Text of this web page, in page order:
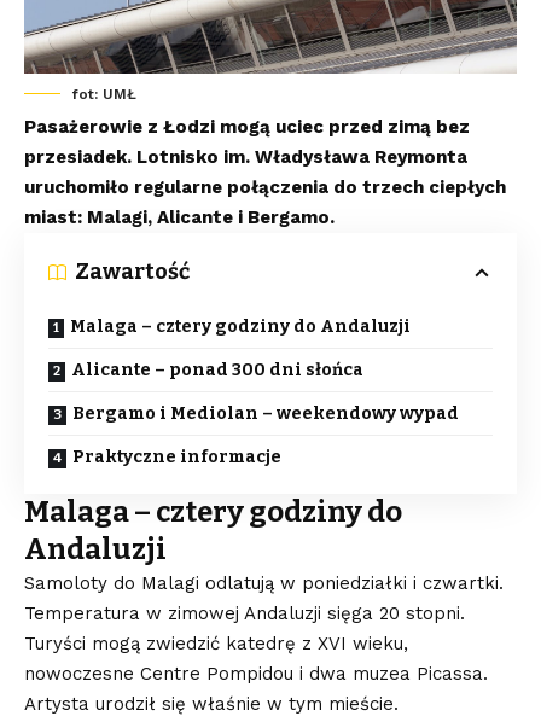
fot: UMŁ
Pasażerowie z Łodzi mogą uciec przed zimą bez
przesiadek. Lotnisko im. Władysława Reymonta
uruchomiło regularne połączenia do trzech ciepłych
miast: Malagi, Alicante i Bergamo.
Zawartość
Malaga – cztery godziny do Andaluzji
Alicante – ponad 300 dni słońca
Bergamo i Mediolan – weekendowy wypad
Praktyczne informacje
Malaga – cztery godziny do
Andaluzji
Samoloty do Malagi odlatują w poniedziałki i czwartki.
Temperatura w zimowej Andaluzji sięga 20 stopni.
Turyści mogą zwiedzić katedrę z XVI wieku,
nowoczesne Centre Pompidou i dwa muzea Picassa.
Artysta urodził się właśnie w tym mieście.